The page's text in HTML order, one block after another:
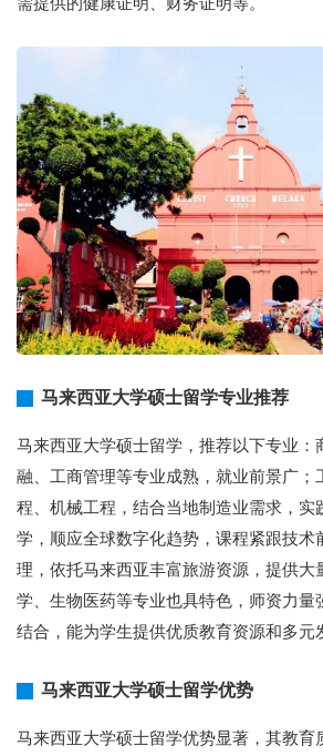
马来西亚大学硕士留学专业推荐
马来西亚大学硕士留学，推荐以下专业：
融、工商管理等专业成熟，就业前景广；
程、机械工程，结合当地制造业需求，实
学，顺应全球数字化趋势，课程紧跟技术
理，依托马来西亚丰富旅游资源，提供大
学、生物医药等专业也具特色，师资力量
结合，能为学生提供优质教育资源和多元
马来西亚大学硕士留学优势
马来西亚大学硕士留学优势显著，其教育